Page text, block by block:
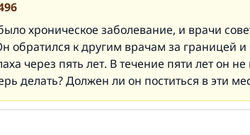
хроническое заболевание, и врачи
Он обратился к другим врачам за границей
через пять лет. В течение пяти лет он
делать? Должен ли он поститься в эти